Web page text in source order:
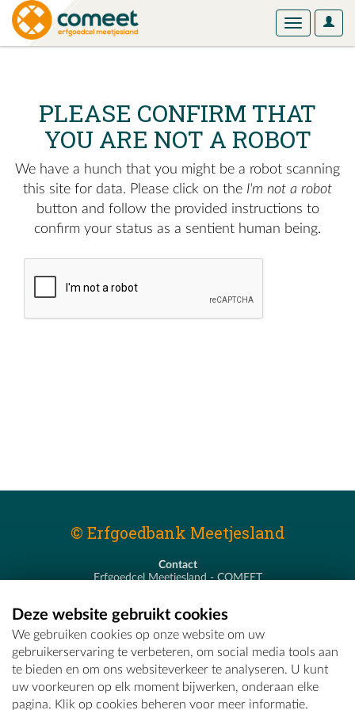
User
Toggle
PLEASE CONFIRM THAT
YOU ARE NOT A ROBOT
We have a hunch that you might be a robot scanning
this site for data. Please click on the I'm not a robot
button and follow the provided instructions to
confirm your status as a sentient human being.
© Erfgoedbank Meetjesland
Contact
Erfgoedcel Meetjesland - COMEET
T - 09 373 75 96
E -erfgoedcel@comeet.be
Deze website gebruikt cookies
We gebruiken cookies op onze website om uw
gebruikerservaring te verbeteren, om social media tools aan
te bieden en om ons websiteverkeer te analyseren. U kunt
uw voorkeuren op elk moment bijwerken, onderaan elke
pagina. Klik op cookies beheren voor meer informatie.